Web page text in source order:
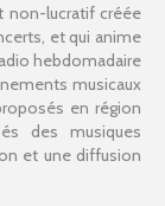
non-lucratif créée
et qui anime
hebdomadaire
musicaux
en région
des musiques
et une diffusion